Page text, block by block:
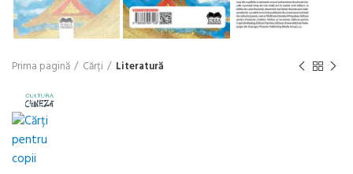
Prima pagină Cărți Literatură